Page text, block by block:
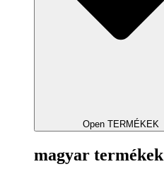
Open TERMÉKEK
magyar termékek